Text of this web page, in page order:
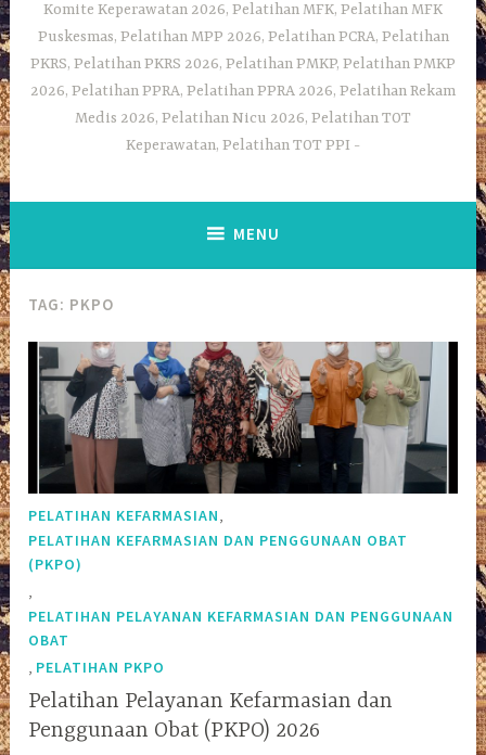
Komite Keperawatan 2026, Pelatihan MFK, Pelatihan MFK
Puskesmas, Pelatihan MPP 2026, Pelatihan PCRA, Pelatihan
PKRS, Pelatihan PKRS 2026, Pelatihan PMKP, Pelatihan PMKP
2026, Pelatihan PPRA, Pelatihan PPRA 2026, Pelatihan Rekam
Medis 2026, Pelatihan Nicu 2026, Pelatihan TOT
Keperawatan, Pelatihan TOT PPI
MENU
TAG: PKPO
PELATIHAN KEFARMASIAN
PELATIHAN KEFARMASIAN DAN PENGGUNAAN OBAT
(PKPO)
PELATIHAN PELAYANAN KEFARMASIAN DAN PENGGUNAAN
OBAT
PELATIHAN PKPO
Pelatihan Pelayanan Kefarmasian dan
Penggunaan Obat (PKPO) 2026